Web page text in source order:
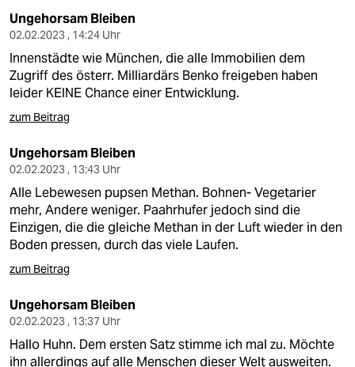
fragen & hilfe
unterstützen
abo
genossenschaft
epaper login
Ungehorsam Bleiben
02.02.2023 , 14:24 Uhr
Innenstädte wie München, die alle Immobilien dem
Zugriff des österr. Milliardärs Benko freigeben haben
leider KEINE Chance einer Entwicklung.
zum Beitrag
Ungehorsam Bleiben
02.02.2023 , 13:43 Uhr
Alle Lebewesen pupsen Methan. Bohnen- Vegetarier
mehr, Andere weniger. Paahrhufer jedoch sind die
Einzigen, die die gleiche Methan in der Luft wieder in den
Boden pressen, durch das viele Laufen.
zum Beitrag
Ungehorsam Bleiben
02.02.2023 , 13:37 Uhr
Hallo Huhn. Dem ersten Satz stimme ich mal zu. Möchte
ihn allerdings auf alle Menschen dieser Welt ausweiten.